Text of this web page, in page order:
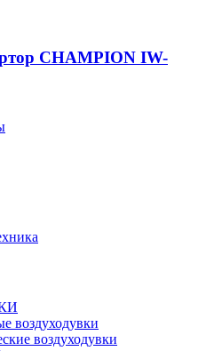
CHAMPION IW-
воздуходувки
воздуходувки